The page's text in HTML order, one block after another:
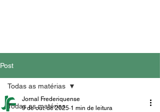
Post
Todas as matérias
Todas as matérias
Jornal Frederiquense
9 de out. de 2025 1 min de leitura